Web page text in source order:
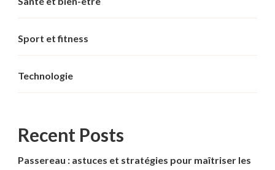
Sport et fitness
Technologie
Recent Posts
Passereau : astuces et stratégies pour maîtriser les